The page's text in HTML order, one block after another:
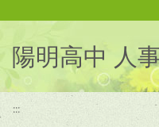
陽明高中 人
:::